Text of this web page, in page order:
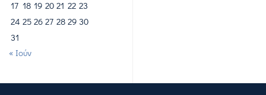
17 18 19 20 21 22 23
24 25 26 27 28 29 30
31
« Ιούν